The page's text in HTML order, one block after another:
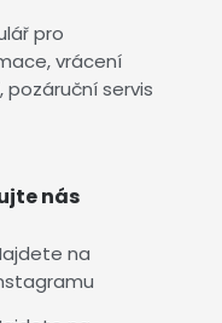
pro
vrácení
pozáruční servis
nás
na